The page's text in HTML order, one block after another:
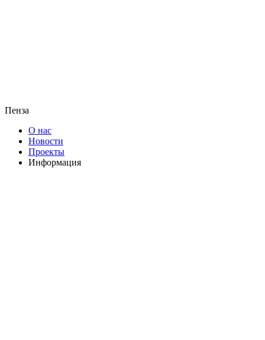
Пенза
О нас
Новости
Проекты
Информация